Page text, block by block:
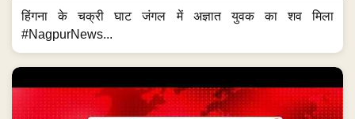
हिंगना के चक्री घाट जंगल में अज्ञात युवक का शव मिला
#NagpurNews...